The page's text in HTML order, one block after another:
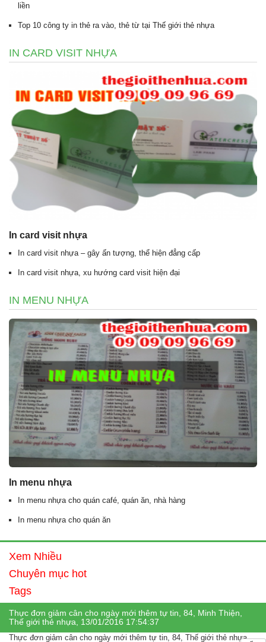
liền
Top 10 công ty in thẻ ra vào, thẻ từ tại Thế giới thẻ nhựa
IN CARD VISIT NHỰA
In card visit nhựa
In card visit nhựa – gây ấn tượng, thể hiện đẳng cấp
In card visit nhựa, xu hướng card visit hiện đại
IN MENU NHỰA
In menu nhựa
In menu nhựa cho quán café, quán ăn, nhà hàng
In menu nhựa cho quán ăn
Xem Nhiều
Chuyên mục hot
Tags
Thực đơn giảm cân cho ngày mới thêm tự tin, 84, Minh Thiện,
Thế giới thẻ nhựa, 13/01/2016 17:54:37
Thực đơn giảm cân cho ngày mới thêm tự tin, 84, Thế giới thẻ nhựa,